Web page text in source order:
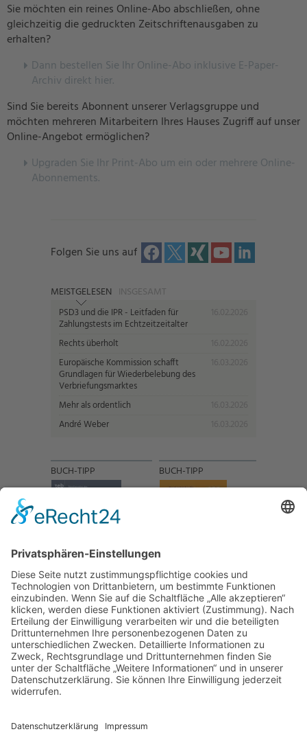
Sie möchten ein reines Online-Abo abschließen, ohne
gleichzeitig die gedruckten Zeitschriftenausgaben zu
erhalten?
Dann bestellen Sie Ihr Online-Abo inklusive E-Paper-
Archiv direkt hier.
Sind Sie bereits Abonnent unserer Verlagsgruppe und
möchten mehreren Mitarbeitern Ihres Hauses Zugriff auf unser
Online-Angebot ermöglichen?
Upgraden Sie Ihr Print-Abo um ein oder mehrere Online-
Abonnements.
Folgen Sie uns auf
MEISTGELESEN INSGESAMT
PSD3 und die IPR - Leitfaden für
Zahlungstests im Echtzeitzeitalter
Rechts überholt
Europäische Kommission schafft
Grundlagen für Wiederbelebung des
Verbriefungsmarktes
Mehr als ordentlich
André Weber
BUCH-TIPP BUCH-TIPP